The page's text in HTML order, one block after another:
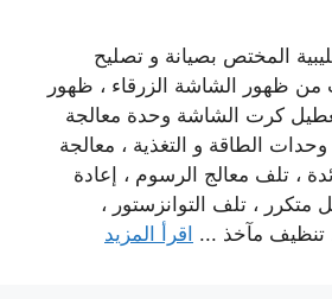
المختص بصيانة و تصليح
من ظهور الشاشة الزرقاء ، ظهور
كرت الشاشة وحدة معالجة
الطاقة و التغذية ، معالجة
، تلف معالج الرسوم ، إعادة
، تلف التوانزستور ،
تنظيف مآخذ ... اقرأ المزيد